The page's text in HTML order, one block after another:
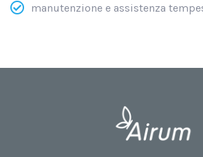
manutenzione e assistenza